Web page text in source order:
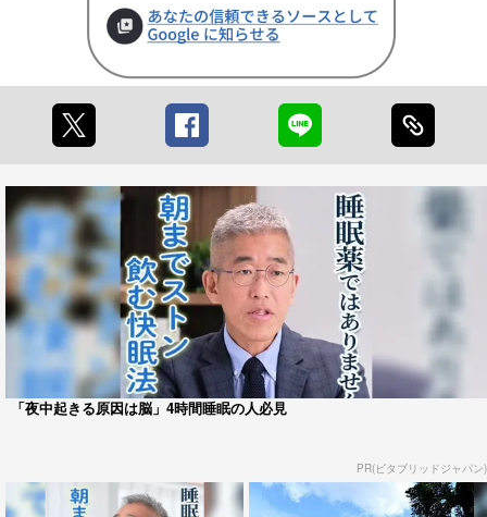
「夜中起きる原因は脳」4時間睡眠の人必見
PR(ビタブリッドジャパン)